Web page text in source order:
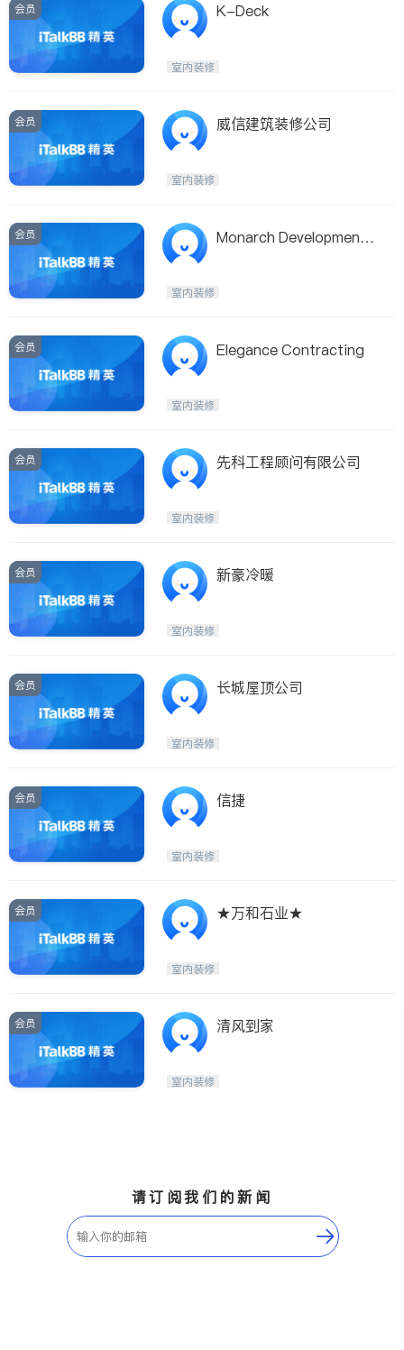
会员 K-Deck
室内装修
会员 威信建筑装修公司
室内装修
会员
Monarch Development
室内装修
会员 Elegance Contracting
室内装修
会员 先科工程顾问有限公司
室内装修
会员 新豪冷暖
室内装修
会员 长城屋顶公司
室内装修
会员 信捷
室内装修
会员 ★万和石业★
室内装修
会员 清风到家
室内装修
请订阅我们的新闻